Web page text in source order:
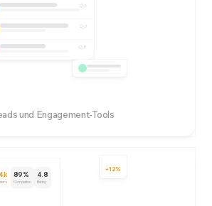
5
3
8
und Engagement-Tools
89%
Completion
4.8
Rating
+12%